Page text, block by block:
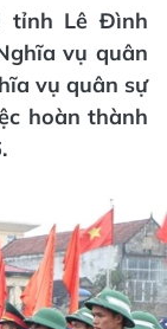
tỉnh Lê Đình
vụ quân
vụ quân sự
hoàn thành